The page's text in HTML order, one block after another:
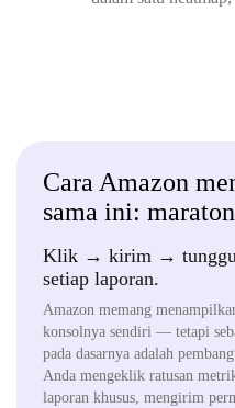
Cara Amazon
sama ini:
Klik → kirim →
setiap laporan.
Amazon memang
konsolnya sendiri — tetapi
pada dasarnya adalah
Anda mengeklik ratusan
laporan khusus, mengirim